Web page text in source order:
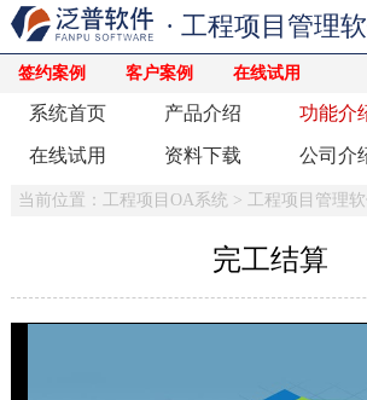
签约案例 客户案例 在线试用
· 工程项目管理
系统首页 产品介绍 功能介
在线试用 资料下载 公司介
当前位置： 工程项目OA系统 > 工程项目管理
完工结算